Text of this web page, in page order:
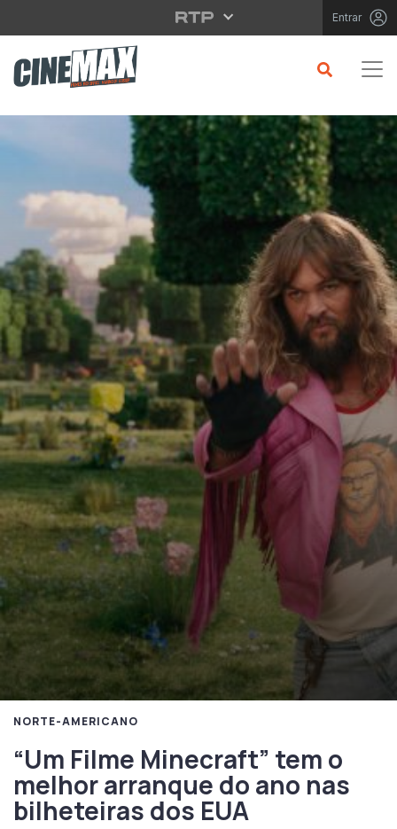
Saltar para o conteúdo principal Entrar
NORTE-AMERICANO
“Um Filme Minecraft” tem o
melhor arranque do ano nas
bilheteiras dos EUA